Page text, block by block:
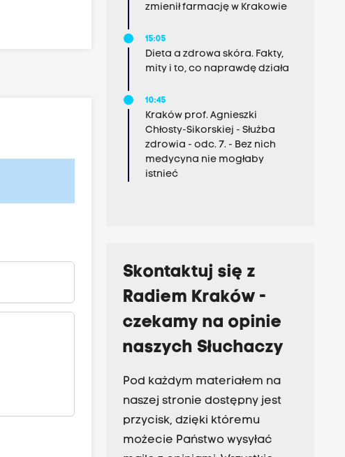
zmienił farmację w Krakowie
15:05
Dieta a zdrowa skóra. Fakty,
mity i to, co naprawdę działa
10:45
Kraków prof. Agnieszki
Chłosty-Sikorskiej - Służba
zdrowia - odc. 7. - Bez nich
medycyna nie mogłaby
istnieć
Skontaktuj się z
Radiem Kraków -
czekamy na opinie
naszych Słuchaczy
Pod każdym materiałem na
naszej stronie dostępny jest
przycisk, dzięki któremu
możecie Państwo wysyłać